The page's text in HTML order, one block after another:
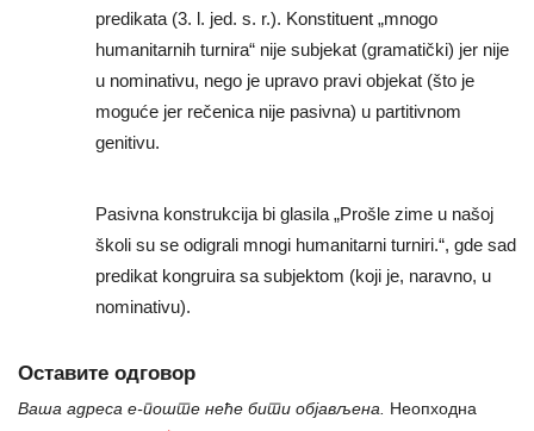
predikata (3. l. jed. s. r.). Konstituent „mnogo
humanitarnih turnira“ nije subjekat (gramatički) jer nije
u nominativu, nego je upravo pravi objekat (što je
moguće jer rečenica nije pasivna) u partitivnom
genitivu.
Pasivna konstrukcija bi glasila „Prošle zime u našoj
školi su se odigrali mnogi humanitarni turniri.“, gde sad
predikat kongruira sa subjektom (koji je, naravno, u
nominativu).
Оставите одговор
Ваша адреса е-поште неће бити објављена.
Неопходна